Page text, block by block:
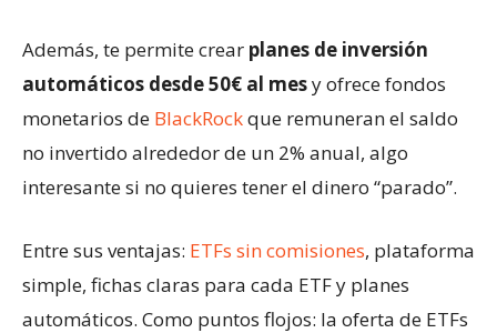
Además, te permite crear planes de inversión
automáticos desde 50€ al mesy ofrece fondos
monetarios de BlackRockque remuneran el saldo
no invertido alrededor de un 2% anual, algo
interesante si no quieres tener el dinero “parado”.
Entre sus ventajas: ETFs sin comisiones, plataforma
simple, fichas claras para cada ETF y planes
automáticos. Como puntos flojos: la oferta de ETFs